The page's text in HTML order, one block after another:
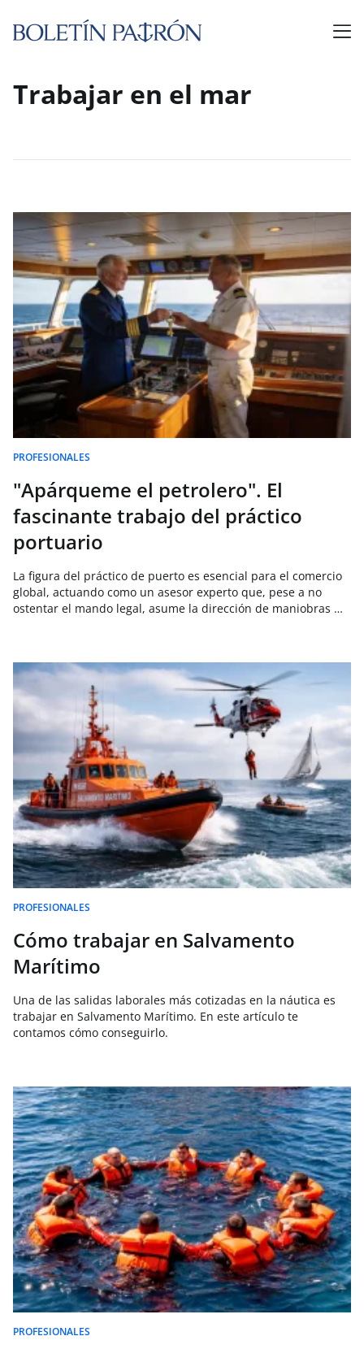
Trabajar en el mar
PROFESIONALES
"Apárqueme el petrolero". El
fascinante trabajo del práctico
portuario
La figura del práctico de puerto es esencial para el comercio
global, actuando como un asesor experto que, pese a no
ostentar el mando legal, asume la dirección de maniobras …
PROFESIONALES
Cómo trabajar en Salvamento
Marítimo
Una de las salidas laborales más cotizadas en la náutica es
trabajar en Salvamento Marítimo. En este artículo te
contamos cómo conseguirlo.
PROFESIONALES